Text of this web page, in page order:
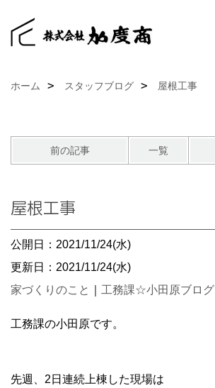
ホーム スタッフブログ 屋根工事
前の記事 一覧
屋根工事
公開日：2021/11/24(水)
更新日：2021/11/24(水)
家づくりのこと
工務課☆小田原ブログ
工務課の小田原です。
先週、2日連続上棟した現場は